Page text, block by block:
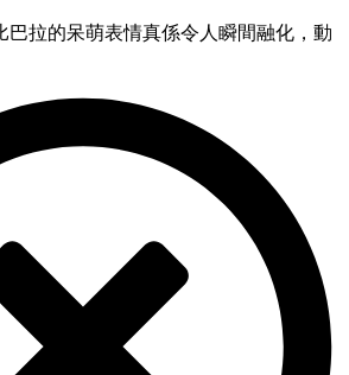
巴拉的呆萌表情真係令人瞬間融化， 動